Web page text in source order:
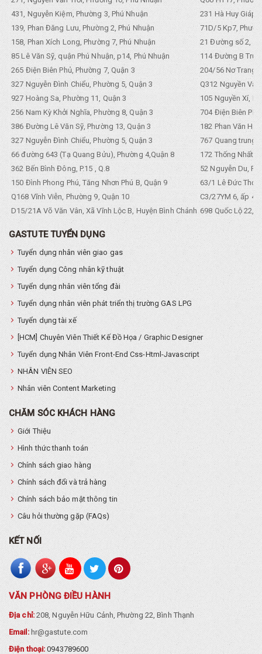
431, Nguyễn Kiệm, Phường 3, Phú Nhuận
231 Hà Huy Giáp,
139, Phan Đăng Lưu, Phường 2, Phú Nhuận
71D/5 Kp7,
158, Phan Xích Long, Phường 7, Phú Nhuận
21 Đường số 2,
85 Lê Văn Sỹ, quận Phú Nhuận, p14, Phú Nhuận
114 Đường B
265 Điện Biên Phủ, Phường 7, Quận 3
204/56 Nơ Trang
327 Nguyễn Đình Chiểu, Phường 5, Quận 3
Q312 Nguyền
927 Hoàng Sa, Phường 11, Quận 3
105 Nguyền Xí,
256 Nam Kỳ Khởi Nghĩa, Phường 8, Quận 3
704 Điện Biên
386 Đường Lê Văn Sỹ, Phường 13, Quận 3
182 Phan Văn
327 Nguyễn Đình Chiểu, Phường 5, Quận 3
767 Quang trung,
66 đường 643 (Tạ Quang Bửu), Phường 4,Quận 8
172 Thống Nhất.
362 Bến Bình Đông, P.15 , Q.8
52 Nguyễn Du,
150 Đình Phong Phú, Tăng Nhơn Phú B, Quận 9
63/1 Lê Đức Thọ,
Q168 Vĩnh Viễn, Phường 9, Quận 10
C3/27YM 6, ấp 4,
D15/21A Võ Văn Vân, Xã Vĩnh Lộc B, Huyện Bình Chánh 698 Quốc Lộ 22,
GASTUTE TUYỂN DỤNG
Tuyển dụng nhân viên giao gas
Tuyển dụng Công nhân kỹ thuật
Tuyển dụng nhân viên tổng đài
Tuyển dụng nhân viên phát triển thị trường GAS LPG
Tuyển dụng tài xế
[HCM] Chuyên Viên Thiết Kế Đồ Họa / Graphic Designer
Tuyển dụng Nhân Viên Front-End Css-Html-Javascript
NHÂN VIÊN SEO
Nhân viên Content Marketing
CHĂM SÓC KHÁCH HÀNG
Giới Thiệu
Hình thức thanh toán
Chính sách giao hàng
Chính sách đổi và trả hàng
Chính sách bảo mật thông tin
Câu hỏi thường gặp (FAQs)
KẾT NỐI
VĂN PHÒNG ĐIỀU HÀNH
Địa chỉ:208, Nguyễn Hữu Cảnh, Phường 22, Bình Thạnh
Email:hr@gastute.com
Điện thoại:0943789600